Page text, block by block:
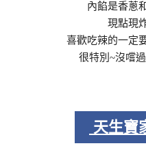
內餡是香蔥
現點現
喜歡吃辣的一定
很特別~沒嚐
天生寶